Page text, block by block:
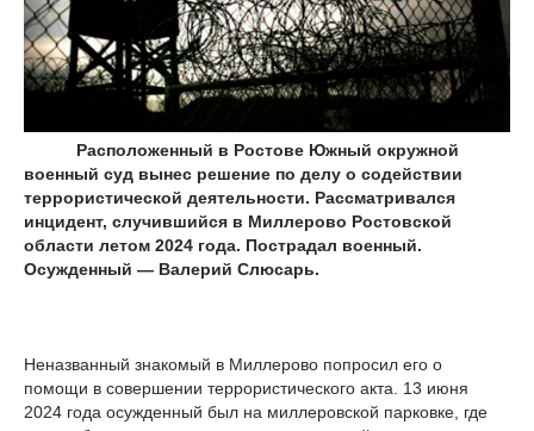
Расположенный в Ростове Южный окружной
военный суд вынес решение по делу о содействии
террористической деятельности. Рассматривался
инцидент, случившийся в Миллерово Ростовской
области летом 2024 года. Пострадал военный.
Осужденный — Валерий Слюсарь.
Неназванный знакомый в Миллерово попросил его о
помощи в совершении террористического акта. 13 июня
2024 года осужденный был на миллеровской парковке, где